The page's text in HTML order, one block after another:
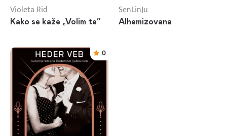
Violeta Rid
Kako se kaže „Volim te“
SenLinJu
Alhemizovana
0